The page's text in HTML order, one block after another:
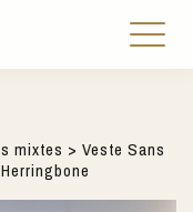
mixtes > Veste Sans